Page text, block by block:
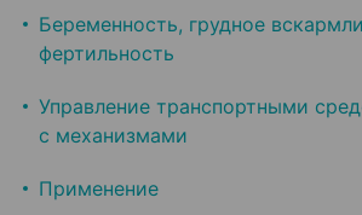
Беременность, грудное
фертильность
Управление транспортными
с механизмами
Применение